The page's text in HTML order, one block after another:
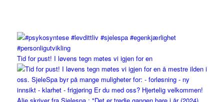
Tid for pust! I løvens tegn møtes vi igjen for en